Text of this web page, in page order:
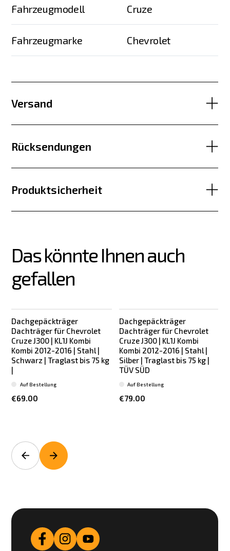
Fahrzeugmodell Cruze
Fahrzeugmarke Chevrolet
Versand
Rücksendungen
Produktsicherheit
Das könnte Ihnen auch
gefallen
Dachgepäckträger
Dachträger für Chevrolet
Cruze J300 | KL1J Kombi
Kombi 2012-2016 | Stahl |
Schwarz | Traglast bis 75 kg
|
€69.00
Auf Bestellung
Dachgepäckträger
Dachträger für Chevrolet
Cruze J300 | KL1J Kombi
Kombi 2012-2016 | Stahl |
Silber | Traglast bis 75 kg |
TÜV SÜD
€79.00
Auf Bestellung